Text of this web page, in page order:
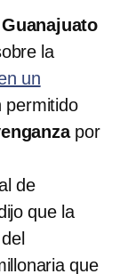
Guanajuato
la
un
permitido
por
de
que la
que